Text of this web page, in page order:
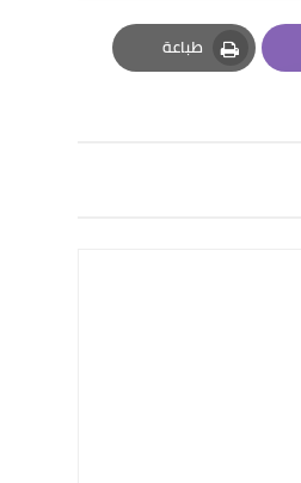
طباعة
Print